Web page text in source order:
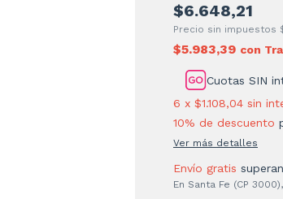
$6.648,21
Precio sin impuestos
$5.983,39 con
Cuotas SIN
6 x $1.108,04 sin
10% de descuento
Ver más detalles
Envío gratis
En Santa Fe (CP